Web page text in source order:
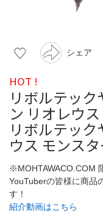
シェア
HOT !
リボルテッ
ン リオレウ
リボルテッ
ウス モンス
※MOHTAWACO.COM
YouTuberの皆様に商品
す！
紹介動画はこちら